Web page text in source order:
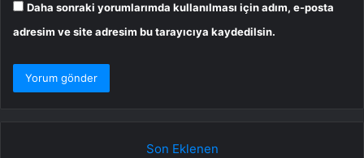
Daha sonraki yorumlarımda kullanılması için adım, e-posta
adresim ve site adresim bu tarayıcıya kaydedilsin.
Son Eklenen